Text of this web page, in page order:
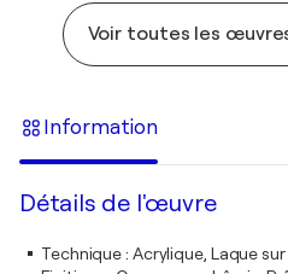
Voir toutes les
Information
Détails de l'œuvre
Technique: Acrylique, Laque